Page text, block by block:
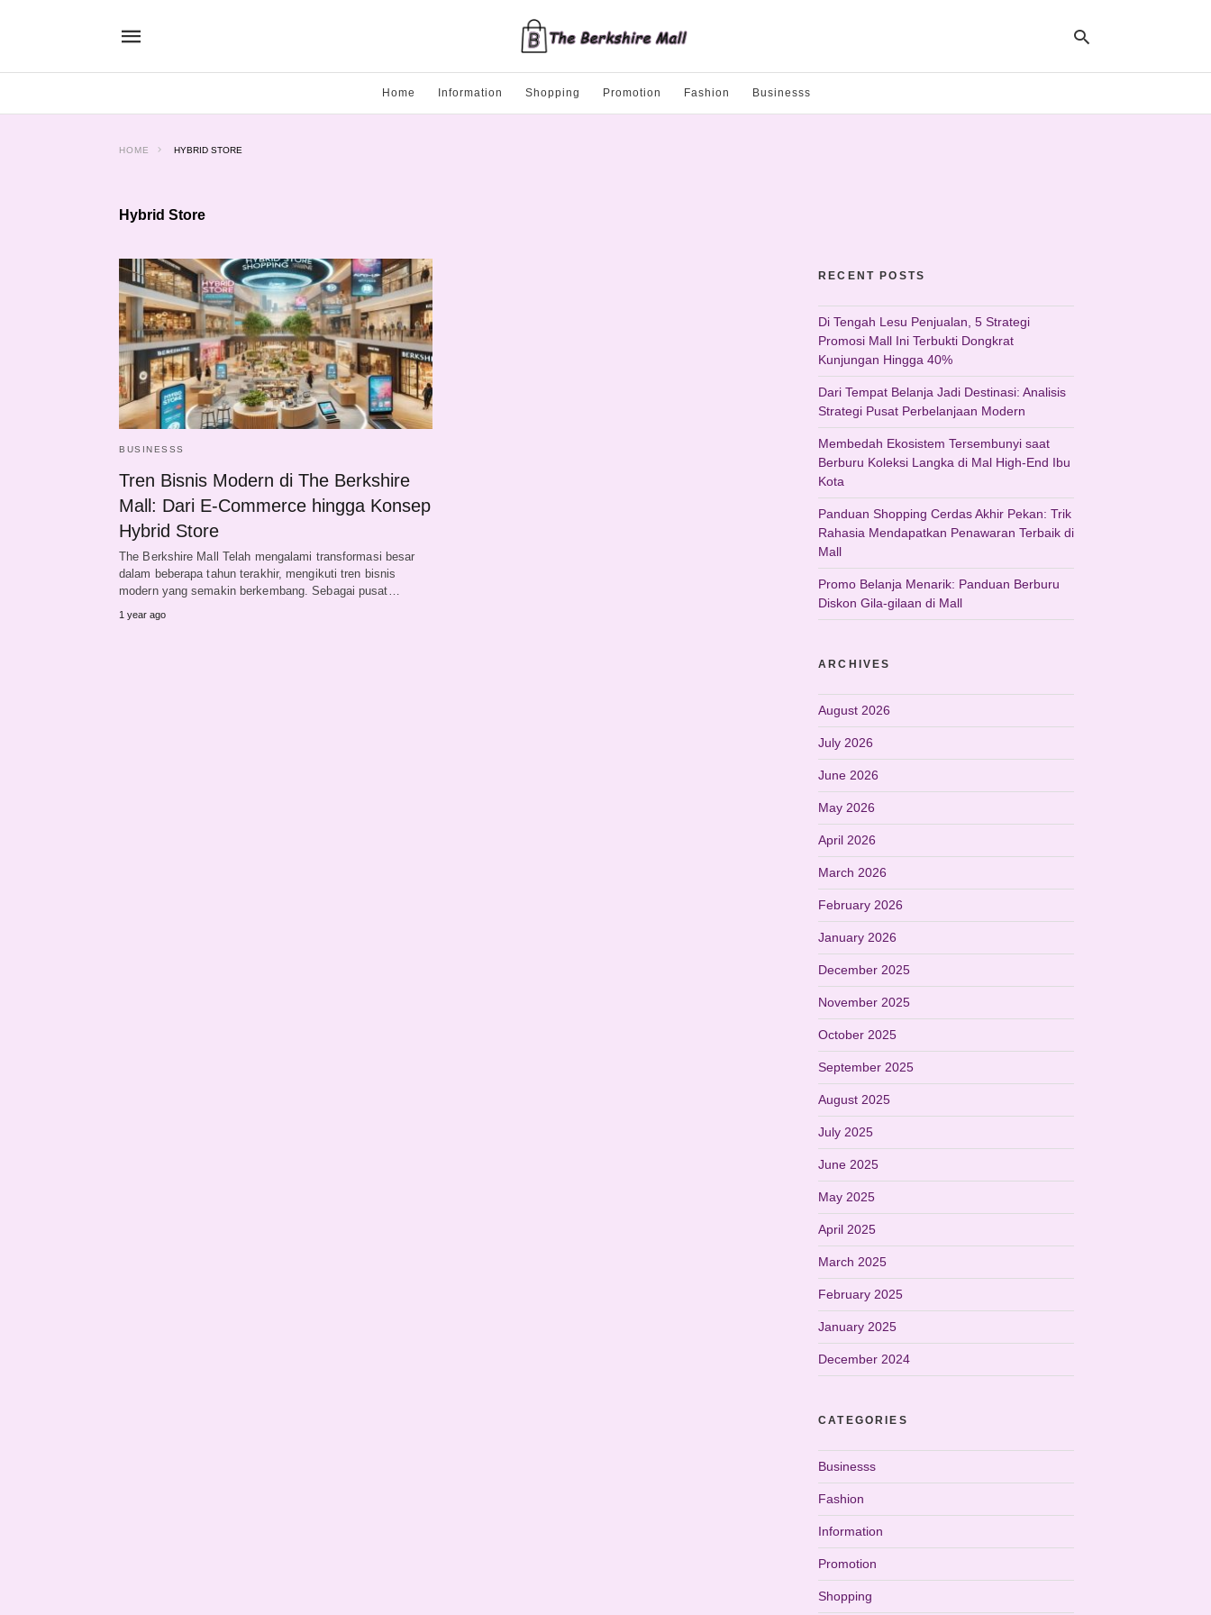
Home Information Shopping Promotion Fashion Businesss
HOME HYBRID STORE
Hybrid Store
BUSINESSS
Tren Bisnis Modern di The Berkshire
Mall: Dari E-Commerce hingga Konsep
Hybrid Store
The Berkshire Mall Telah mengalami transformasi besar
dalam beberapa tahun terakhir, mengikuti tren bisnis
modern yang semakin berkembang. Sebagai pusat…
1 year ago
RECENT POSTS
Di Tengah Lesu Penjualan, 5 Strategi
Promosi Mall Ini Terbukti Dongkrat
Kunjungan Hingga 40%
Dari Tempat Belanja Jadi Destinasi: Analisis
Strategi Pusat Perbelanjaan Modern
Membedah Ekosistem Tersembunyi saat
Berburu Koleksi Langka di Mal High-End Ibu
Kota
Panduan Shopping Cerdas Akhir Pekan: Trik
Rahasia Mendapatkan Penawaran Terbaik di
Mall
Promo Belanja Menarik: Panduan Berburu
Diskon Gila-gilaan di Mall
ARCHIVES
August 2026
July 2026
June 2026
May 2026
April 2026
March 2026
February 2026
January 2026
December 2025
November 2025
October 2025
September 2025
August 2025
July 2025
June 2025
May 2025
April 2025
March 2025
February 2025
January 2025
December 2024
CATEGORIES
Businesss
Fashion
Information
Promotion
Shopping